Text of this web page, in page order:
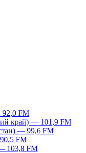
92,0 FM
край) — 101,9 FM
— 99,6 FM
FM
103,8 FM